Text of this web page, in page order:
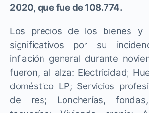
2020, que fue de 108.774.
Los precios de los bienes y
significativos por su
inflación general durante
fueron, al alza: Electricidad;
doméstico LP; Servicios
de res; Loncherías,